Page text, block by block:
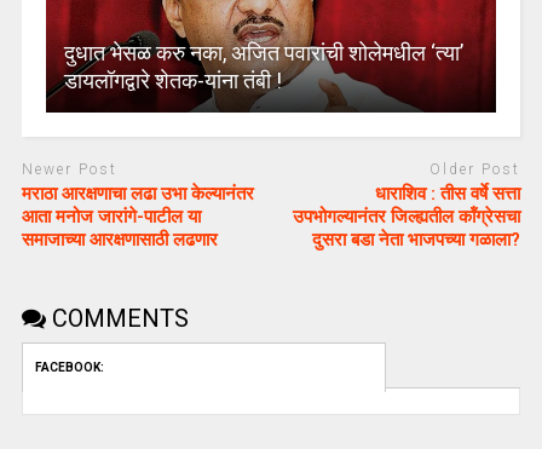
दुधात भेसळ करु नका, अजित पवारांची शोलेमधील ‘त्या’
डायलॉगद्वारे शेतक-यांना तंबी !
Newer Post
मराठा आरक्षणाचा लढा उभा केल्यानंतर
आता मनोज जारांगे-पाटील या
समाजाच्या आरक्षणासाठी लढणार
Older Post
धाराशिव : तीस वर्षे सत्ता
उपभोगल्यानंतर जिल्ह्यतील कॉंग्रेसचा
दुसरा बडा नेता भाजपच्या गळाला?
COMMENTS
FACEBOOK: